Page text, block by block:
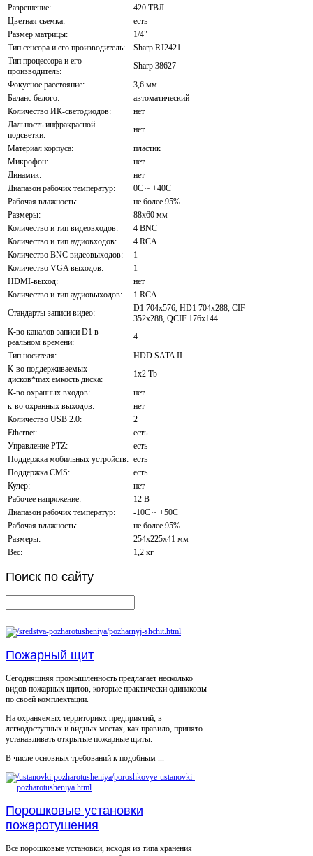
Разрешение:
420 ТВЛ
Цветная сьемка:
есть
Размер матрицы:
1/4"
Тип сенсора и его производитель:
Sharp RJ2421
Тип процессора и его
производитель:
Sharp 38627
Фокусное расстояние:
3,6 мм
Баланс белого:
автоматический
Количество ИК-светодиодов:
нет
Дальность инфракрасной
подсветки:
нет
Материал корпуса:
пластик
Микрофон:
нет
Динамик:
нет
Диапазон рабочих температур:
0С ~ +40С
Рабочая влажность:
не более 95%
Размеры:
88х60 мм
Количество и тип видеовходов:
4 BNC
Количество и тип аудиовходов:
4 RCA
Количество BNC видеовыходов:
1
Количество VGA выходов:
1
HDMI-выход:
нет
Количество и тип аудиовыходов:
1 RCA
Стандарты записи видео:
D1 704x576, HD1 704x288, CIF
352x288, QCIF 176x144
К-во каналов записи D1 в
реальном времени:
4
Тип носителя:
HDD SATA II
К-во поддерживаемых
дисков*max емкость диска:
1x2 Tb
К-во охранных входов:
нет
к-во охранных выходов:
нет
Количество USB 2.0:
2
Ethernet:
есть
Управление PTZ:
есть
Поддержка мобильных устройств: есть
Поддержка CMS:
есть
Кулер:
нет
Рабочее напряжение:
12 В
Диапазон рабочих температур:
-10С ~ +50С
Рабочая влажность:
не более 95%
Размеры:
254x225x41 мм
Вес:
1,2 кг
Поиск по сайту
Пожарный щит
Сегодняшняя промышленность предлагает несколько
видов пожарных щитов, которые практически одинаковы
по своей комплектации.
На охраняемых территориях предприятий, в
легкодоступных и видных местах, как правило, принято
устанавливать открытые пожарные щиты.
В числе основных требований к подобным ...
Порошковые установки
пожаротушения
Все порошковые установки, исходя из типа хранения